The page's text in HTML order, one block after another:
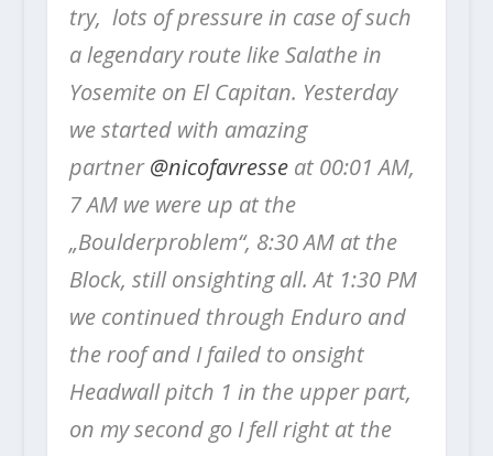
try, lots of pressure in case of such
a legendary route like Salathe in
Yosemite on El Capitan. Yesterday
we started with amazing
partner@nicofavresseat 00:01 AM,
7 AM we were up at the
„Boulderproblem“, 8:30 AM at the
Block, still onsighting all. At 1:30 PM
we continued through Enduro and
the roof and I failed to onsight
Headwall pitch 1 in the upper part,
on my second go I fell right at the